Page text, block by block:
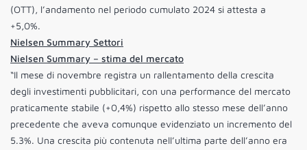
(OTT), l’andamento nel periodo cumulato 2024 si attesta a
+5,0%.
Nielsen Summary Settori
Nielsen Summary – stima del mercato
“Il mese di novembre registra un rallentamento della crescita
degli investimenti pubblicitari, con una performance del mercato
praticamente stabile (+0,4%) rispetto allo stesso mese dell’anno
precedente che aveva comunque evidenziato un incremento del
5.3%. Una crescita più contenuta nell’ultima parte dell’anno era